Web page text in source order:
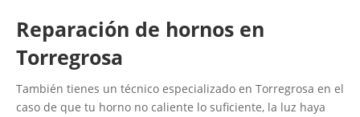
Reparación de hornos en
Torregrosa
También tienes un técnico especializado en Torregrosa en el
caso de que tu horno no caliente lo suficiente, la luz haya